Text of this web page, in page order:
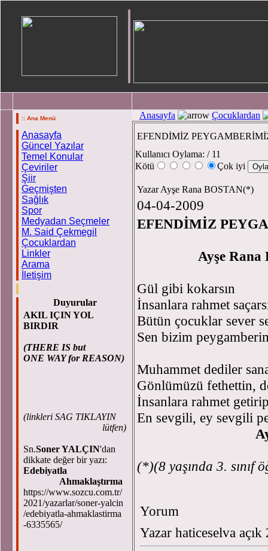
:: Ana Menü
Anasayfa
Güncel Yazılar
Temel Konular
Çeviriler
Şiir
Geçmişten
Sağlık
Spor
Medyadan Seçmeler
M. Said Çekmegil
Çocuklardan
Linkler
Arama
İletişim
Duyurular
AKIL IÇIN YOL
BIRDIR
(THERE IS but
ONE WAY for REASON)
(linkleri SAG TIKLAYIN
lütfen)
Sn.Soner YALÇIN'dan
dikkate değer bir yazı:
Edebiyatla
Ahmaklaştırma
https://www.sozcu.com.tr/
2021/yazarlar/soner-yalcin
/edebiyatla-ahmaklastirma
-6335565/
Anasayfa Çocuklardan
EFENDİMİZ
Kullanıcı Oylama: / 11
Kötü
Çok iyi
Yazar Ayşe Rana BOSTAN(*)
04-04-2009
EFENDİMİZ
Ayşe
Gül gibi kokarsın
İnsanlara rahmet
Bütün çocuklar sever
Sen bizim
Muhammet dediler
Gönlümüzü fethettin,
İnsanlara rahmet
En sevgili, ey sevgili
(*)(8 yaşında 3. sınıf
Yorum
Yazar haticeselva